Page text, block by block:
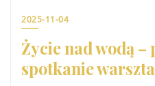
2025-11-04
Życie nad wodą –
spotkanie